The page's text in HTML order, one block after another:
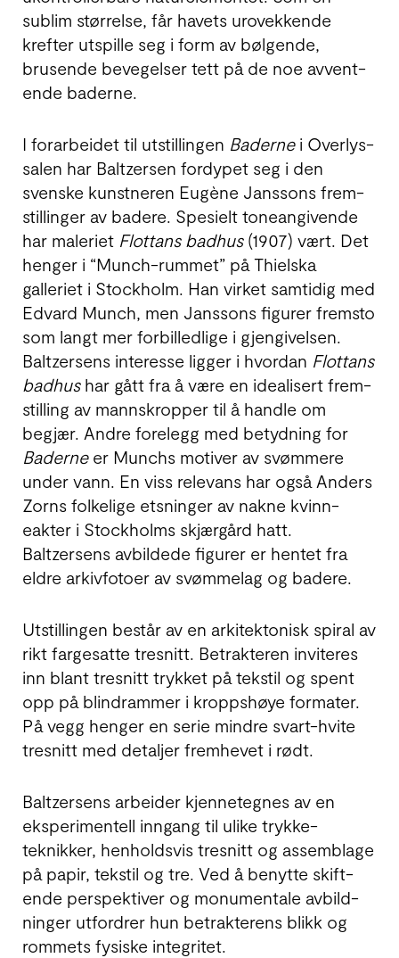
sublim stør­relse, får havets uro­vek­kende
krefter utspille seg i form av bøl­gende,
brusende beve­gelser tett på de noe av­vent­
ende baderne.
I forarbeidet til utstil­lingen Badernei Overlys­
salen har Baltzersen fordypet seg i den
svenske kunstneren Eugène Janssons frem­
stillinger av badere. Spesielt tone­angiv­ende
har maleriet Flottans badhus(1907) vært. Det
henger i “Munch-rummet” på Thielska
galleriet i Stock­holm. Han virket samtidig med
Edvard Munch, men Janssons figurer fremsto
som langt mer for­bil­led­lige i gjen­givelsen.
Baltzersens inter­esse ligger i hvordan Flottans
badhushar gått fra å være en ideal­isert frem­
stilling av manns­krop­per til å handle om
begjær. Andre fore­legg med betyd­ning for
Baderne er Munchs motiver av svøm­mere
under vann. En viss rele­vans har også Anders
Zorns folke­lige ets­ninger av nakne kvinn­
eakter i Stock­holms skjær­gård hatt.
Baltzersens avbildede figurer er hentet fra
eldre arkiv­fotoer av svømme­lag og badere.
Utstillingen består av en arkitek­tonisk spiral av
rikt farge­satte tresnitt. Betrak­teren inviteres
inn blant tresnitt trykket på tekstil og spent
opp på blind­rammer i kropps­høye formater.
På vegg henger en serie mindre svart-hvite
tresnitt med detaljer frem­hevet i rødt.
Baltzersens arbeider kjenne­tegnes av en
ekspe­ri­men­tell inngang til ulike trykke­
teknikker, hen­holds­vis tre­snitt og assem­blage
på papir, tekstil og tre. Ved å benytte skift­
ende pers­pek­tiver og monu­mentale av­bild­
ninger utfordrer hun betrak­terens blikk og
rommets fysiske inte­gritet.